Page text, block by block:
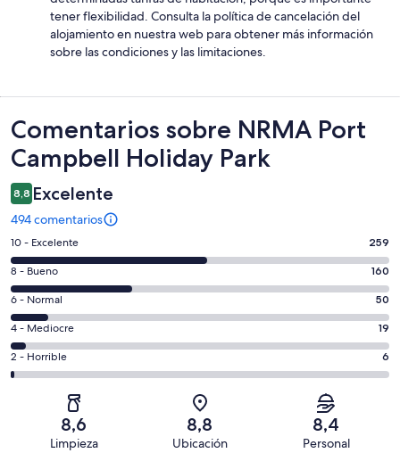
tener flexibilidad. Consulta la política de cancelación del
alojamiento en nuestra web para obtener más información
sobre las condiciones y las limitaciones.
Comentarios
Comentarios sobre NRMA Port
Campbell Holiday Park
8,8 Excelente
494 comentarios
259
comentarios
de
un
total
de
494
con
puntuación
10 - Excelente 259
160
comentarios
de
un
total
de
puntuación
8 - Bueno 160
50
comentarios
de
un
total
6 - Normal 50
19
comentarios
de
4 - Mediocre 19
6
comentarios
2 - Horrible 6
8,6
Limpieza
8,8
Ubicación
8,4
Personal